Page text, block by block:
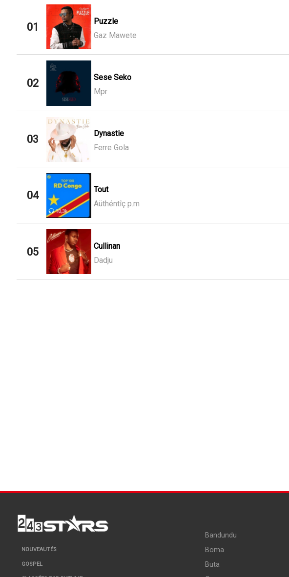
01
Puzzle
Gaz Mawete
02
Sese Seko
Mpr
03
Dynastie
Ferre Gola
04
Tout
Aüthéntîç p.m
05
Cullinan
Dadju
NOUVEAUTÉS
GOSPEL
Bandundu
Boma
Buta